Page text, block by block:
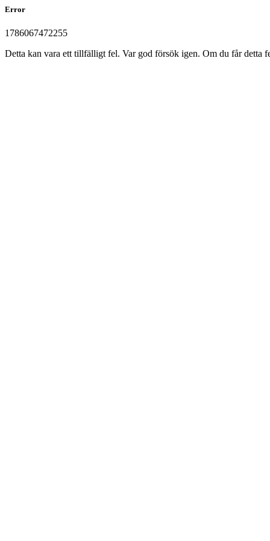
Error
1786067472255
Detta kan vara ett tillfälligt fel. Var god försök igen. Om du får detta